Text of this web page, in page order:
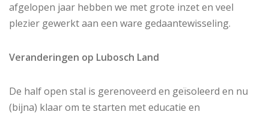
afgelopen jaar hebben we met grote inzet en veel
plezier gewerkt aan een ware gedaantewisseling.
Veranderingen op Lubosch Land
De half open stal is gerenoveerd en geïsoleerd en nu
(bijna) klaar om te starten met educatie en